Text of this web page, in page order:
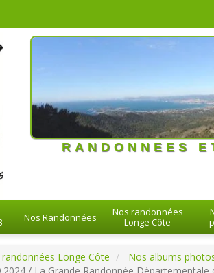
RANDONNEES
Nos Randonnées
Nos randonnées
Longe Côte
Longe Côte Nos albums